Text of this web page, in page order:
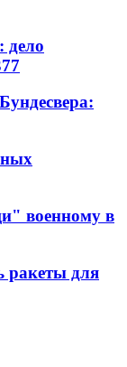
дело
военному в
ракеты для